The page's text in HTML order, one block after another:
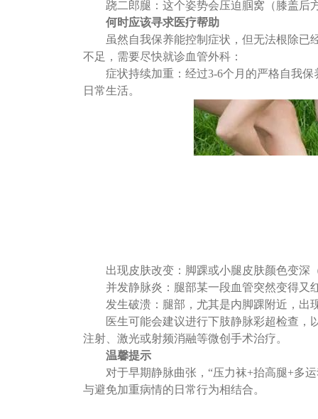
跷二郎腿 ： 这个姿势会压迫腘窝（膝盖后
何时应该寻求医疗帮助
虽然自我保养能控制症状，但无法根除已
不足，需要尽快就诊血管外科：
症状持续加重 ： 经过3-6个月的严格自我
日常生活。
出现皮肤改变 ： 脚踝或小腿皮肤颜色变深
并发静脉炎 ： 腿部某一段血管突然变得又
发生破溃：腿部，尤其是内脚踝附近，出
医生可能会建议进行下肢静脉彩超检查，
注射、激光或射频消融等微创手术治疗。
温馨提示
对于早期静脉曲张， “压力袜+抬高腿+多
与避免加重病情的日常行为相结合。